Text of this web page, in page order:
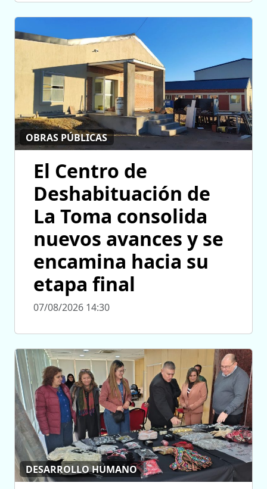
OBRAS PÚBLICAS
El Centro de
Deshabituación de
La Toma consolida
nuevos avances y se
encamina hacia su
etapa final
07/08/2026 14:30
DESARROLLO HUMANO